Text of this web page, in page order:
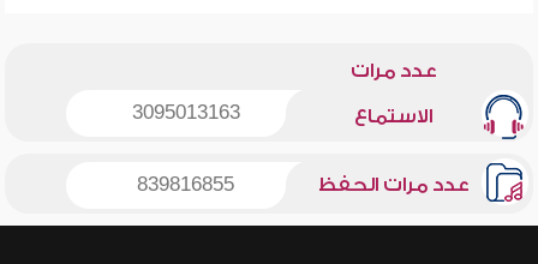
عدد مرات
الاستماع 3095013163
عدد مرات الحفظ 839816855